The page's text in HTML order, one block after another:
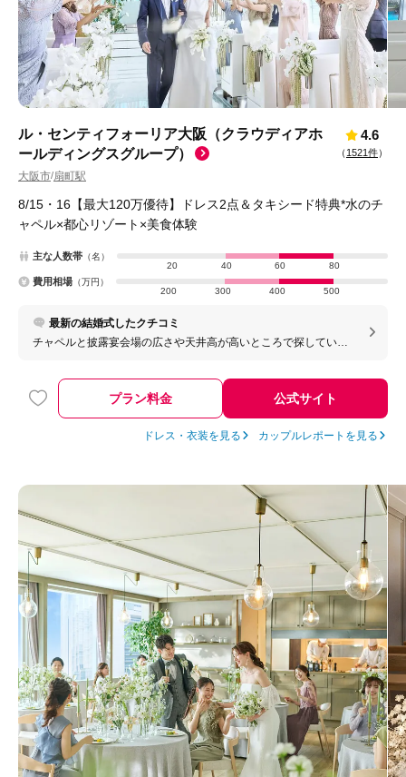
ル・センティフォーリア大阪（クラウディアホ
ールディングスグループ）
大阪市/扇町駅
4.6
（ 1521件）
8/15・16【最大120万優待】ドレス2点＆タキシード特典*水のチ
ャペル×都心リゾート×美食体験
主な人数帯 （名）
20
40 60 80
費用相場 （万円）
200
300 400 500
最新の結婚式したクチコミ
チャペルと披露宴会場の広さや天井高が高いところで探している
のでペット婚がしたい方はおすすめです。
プラン料金 公式サイト
ドレス・衣装を見る カップルレポートを見る